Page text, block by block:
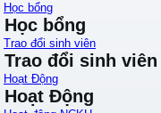
Học bổng
Học bổng
Trao đổi sinh viên
Trao đổi sinh viên
Hoạt Động
Hoạt Động